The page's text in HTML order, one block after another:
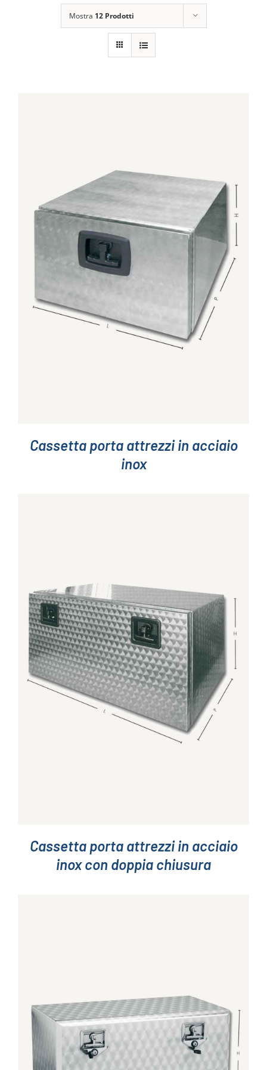
Mostra 12 Prodotti
DETTAGLI
Cassetta porta attrezzi in acciaio
inox
DETTAGLI
Cassetta porta attrezzi in acciaio
inox con doppia chiusura
DETTAGLI